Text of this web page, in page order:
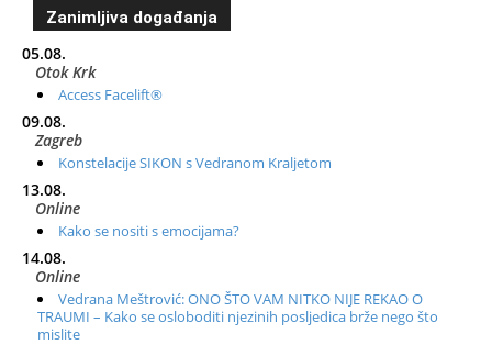
Zanimljiva događanja
05.08.
Otok Krk
Access Facelift®
09.08.
Zagreb
Konstelacije SIKON s Vedranom Kraljetom
13.08.
Online
Kako se nositi s emocijama?
14.08.
Online
Vedrana Meštrović: ONO ŠTO VAM NITKO NIJE REKAO O
TRAUMI – Kako se osloboditi njezinih posljedica brže nego što
mislite